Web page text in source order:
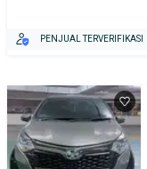
PENJUAL TERVERIFIKASI